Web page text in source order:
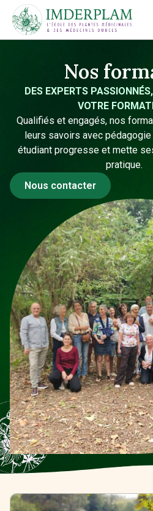
Nos
DES EXPERTS
VOTRE
Qualifiés et engagés, nos
leurs savoirs avec pédagogie
étudiant progresse et mette
pratique.
Nous contacter